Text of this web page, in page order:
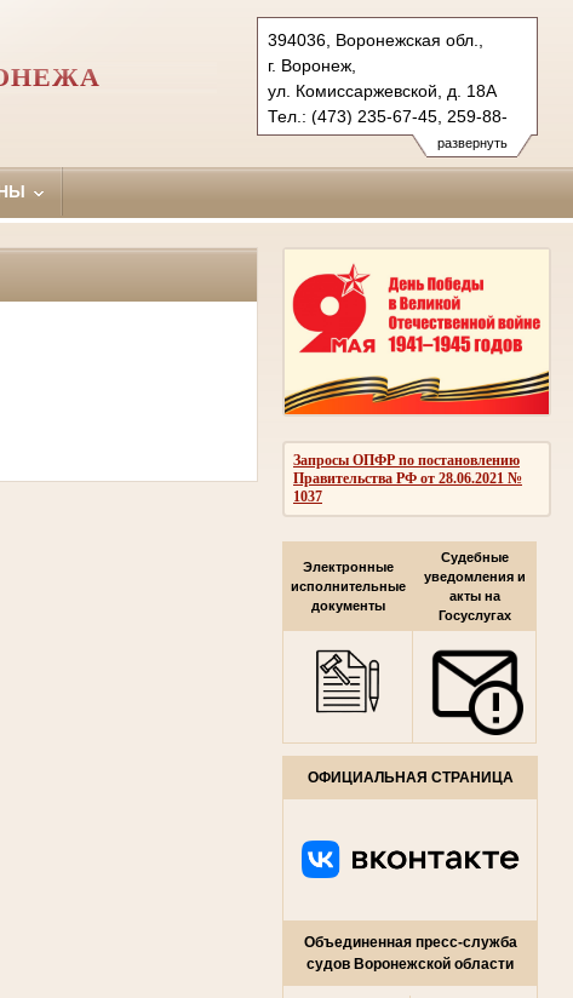
развернуть
394036, Воронежская обл.,
г. Воронеж,
ул. Комиссаржевской, д. 18А
Тел.: (473) 235-67-45, 259-88-
71 (ф.)
centralny.vrn@sudrf.ru
Запросы ОПФР по постановлению
Правительства РФ от 28.06.2021 №
1037
Электронные
исполнительные
документы
Судебные
уведомления и
акты на
Госуслугах
ОФИЦИАЛЬНАЯ СТРАНИЦА
Объединенная пресс-служба
судов Воронежской области